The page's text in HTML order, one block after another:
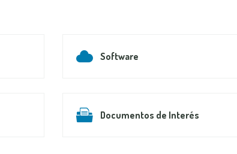
Software
Documentos de Interés